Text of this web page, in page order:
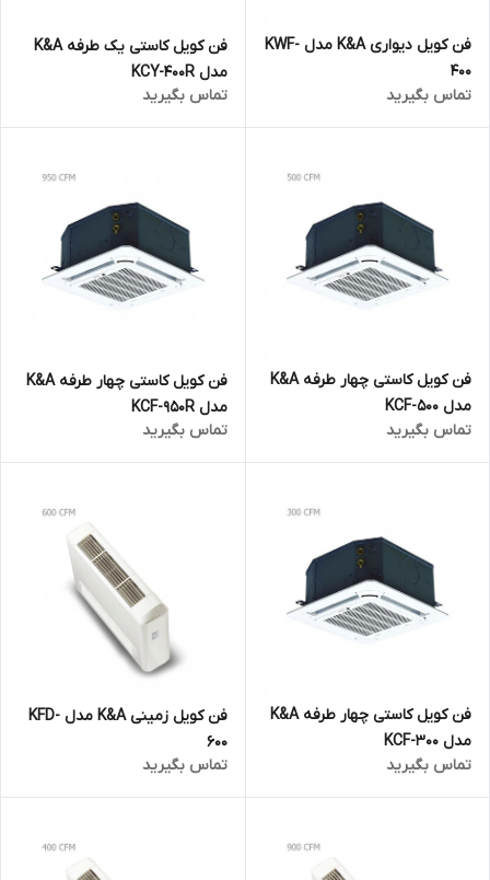
فن کویل دیواری K&A مدل KWF-
400
تماس بگیرید
فن کویل کاستی یک طرفه K&A
مدل KCY-400R
تماس بگیرید
فن کویل کاستی چهار طرفه K&A
مدل KCF-500
تماس بگیرید
فن کویل کاستی چهار طرفه K&A
مدل KCF-950R
تماس بگیرید
فن کویل کاستی چهار طرفه K&A
مدل KCF-300
تماس بگیرید
فن کویل زمینی K&A مدل KFD-
600
تماس بگیرید